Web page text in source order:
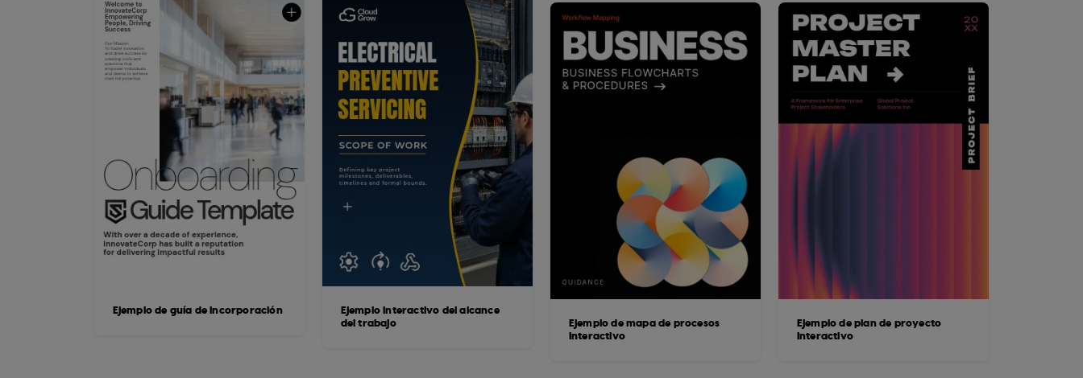
Ejemplo de guía de incorporación
Ejemplo interactivo del alcance
del trabajo
Ejemplo de mapa de procesos
interactivo
Ejemplo de plan de proyecto
interactivo